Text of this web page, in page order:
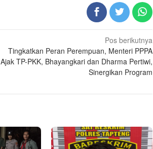
Pos berikutnya
Tingkatkan Peran Perempuan, Menteri PPPA
Ajak TP-PKK, Bhayangkari dan Dharma Pertiwi,
Sinergikan Program